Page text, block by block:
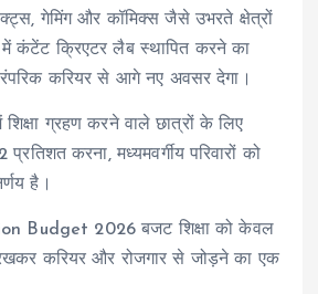
गेमिंग और कॉमिक्स जैसे उभरते क्षेत्रों
कंटेंट क्रिएटर लैब स्थापित करने का
करियर से आगे नए अवसर देगा।
ग्रहण करने वाले छात्रों के लिए
करना, मध्यमवर्गीय परिवारों को
है।
Budget 2026 बजट शिक्षा को केवल
करियर और रोजगार से जोड़ने का एक